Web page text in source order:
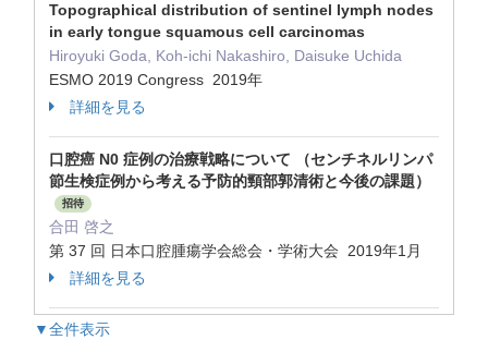
Topographical distribution of sentinel lymph nodes
in early tongue squamous cell carcinomas
Hiroyuki Goda, Koh-ichi Nakashiro, Daisuke Uchida
ESMO 2019 Congress 2019年
詳細を見る
口腔癌 N0 症例の治療戦略について （センチネルリンパ
節生検症例から考える予防的頸部郭清術と今後の課題）
招待
合田 啓之
第 37 回 日本口腔腫瘍学会総会・学術大会 2019年1月
詳細を見る
▼全件表示